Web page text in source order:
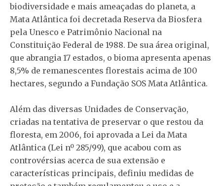
biodiversidade e mais ameaçadas do planeta, a
Mata Atlântica foi decretada Reserva da Biosfera
pela Unesco e Patrimônio Nacional na
Constituição Federal de 1988. De sua área original,
que abrangia 17 estados, o bioma apresenta apenas
8,5% de remanescentes florestais acima de 100
hectares, segundo a Fundação SOS Mata Atlântica.
Além das diversas Unidades de Conservação,
criadas na tentativa de preservar o que restou da
floresta, em 2006, foi aprovada a Lei da Mata
Atlântica (Lei nº 285/99), que acabou com as
controvérsias acerca de sua extensão e
características principais, definiu medidas de